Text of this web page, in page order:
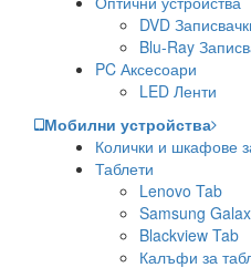
DVD
Blu-Ray
PC Аксесоари
LED Ленти
Мобилни устройства
Колички и шкафове
Таблети
Lenovo Tab
Samsung
Blackview Tab
Калъфи за